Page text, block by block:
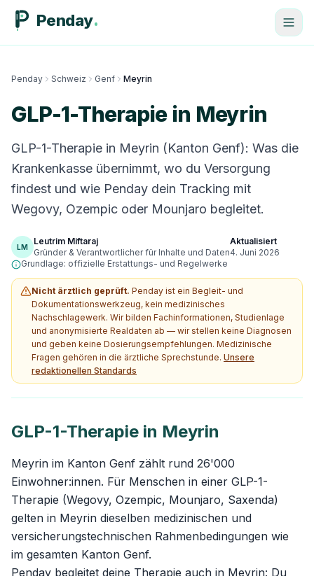
Penday
Penday Schweiz Genf Meyrin
GLP-1-Therapie in Meyrin
GLP-1-Therapie in Meyrin (Kanton Genf): Was die
Krankenkasse übernimmt, wo du Versorgung
findest und wie Penday dein Tracking mit
Wegovy, Ozempic oder Mounjaro begleitet.
LM
Leutrim Miftaraj
Gründer & Verantwortlicher für Inhalte und Daten
Aktualisiert
4. Juni 2026
Grundlage: offizielle Erstattungs- und Regelwerke
Nicht ärztlich geprüft. Penday ist ein Begleit- und
Dokumentationswerkzeug, kein medizinisches
Nachschlagewerk. Wir bilden Fachinformationen, Studienlage
und anonymisierte Realdaten ab — wir stellen keine Diagnosen
und geben keine Dosierungsempfehlungen. Medizinische
Fragen gehören in die ärztliche Sprechstunde. Unsere
redaktionellen Standards
GLP-1-Therapie in Meyrin
Meyrin im Kanton Genf zählt rund 26'000
Einwohner:innen. Für Menschen in einer GLP-1-
Therapie (Wegovy, Ozempic, Mounjaro, Saxenda)
gelten in Meyrin dieselben medizinischen und
versicherungstechnischen Rahmenbedingungen wie
im gesamten Kanton Genf.
Penday begleitet deine Therapie auch in Meyrin: Du